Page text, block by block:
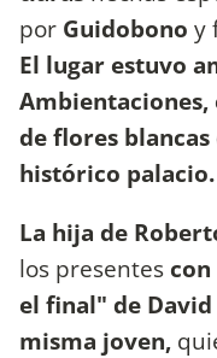
por Guidobono y
El lugar estuvo
de flores
histórico palacio.
La hija de
los presentes
el final" de
misma joven,